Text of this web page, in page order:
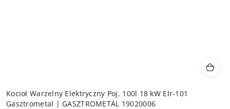
Kocioł Warzelny Elektryczny Poj. 100l 18 kW Elr-101
Gasztrometal | GASZTROMETÁL 19020006